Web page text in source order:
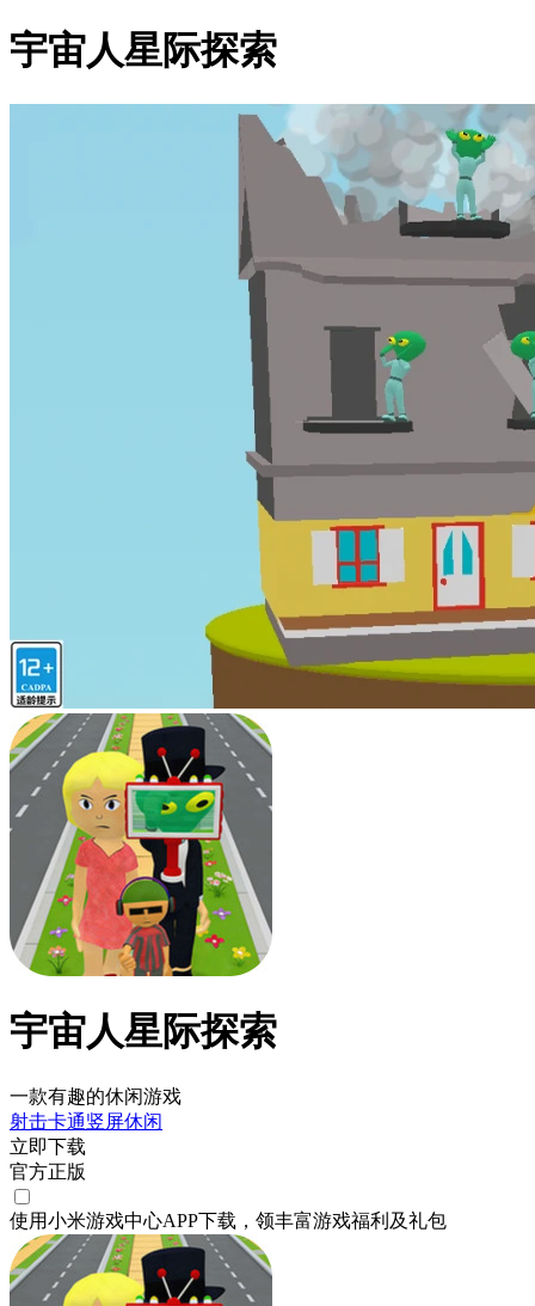
宇宙人星际探索
宇宙人星际探索
一款有趣的休闲游戏
射击卡通竖屏休闲
立即下载
官方正版
使用小米游戏中心APP下载 ，领丰富游戏福利 及礼包